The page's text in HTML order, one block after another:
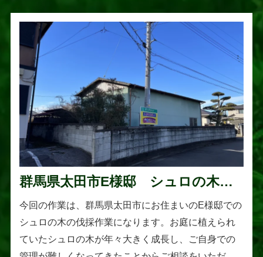
群馬県太田市E様邸 シュロの木の
伐採作業
今回の作業は、群馬県太田市にお住まいのE様邸での
シュロの木の伐採作業になります。お庭に植えられ
ていたシュロの木が年々大きく成長し、ご自身での